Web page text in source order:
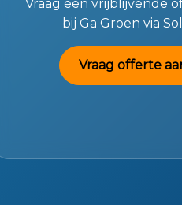
Vraag een vrijblijvende
bij Ga Groen via
Vraag offerte